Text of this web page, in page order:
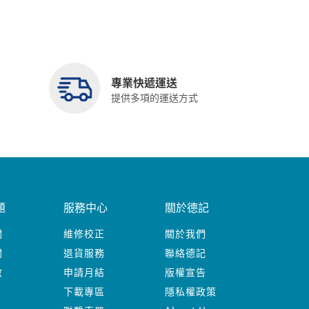
專業快遞運送
提供多項的運送方式
服務中心
維修校正
退貨服務
申請月結
下載專區
關於德記
關於我們
聯絡德記
版權宣告
隱私權政策